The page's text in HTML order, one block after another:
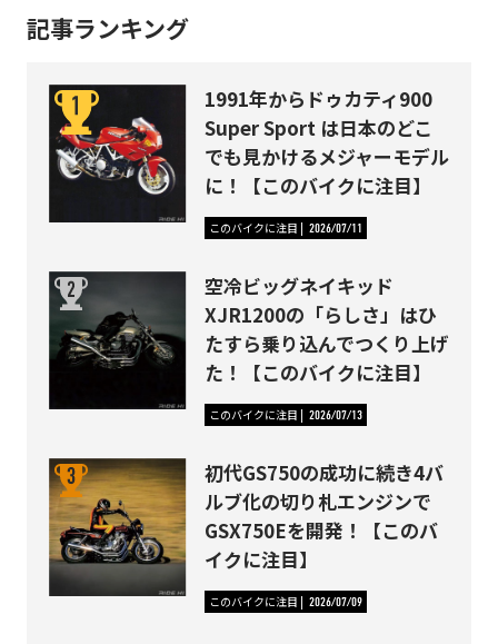
記事ランキング
1991年からドゥカティ900
Super Sport は日本のどこ
でも見かけるメジャーモデル
に！【このバイクに注目】
このバイクに注目 2026/07/11
空冷ビッグネイキッド
XJR1200の「らしさ」はひ
たすら乗り込んでつくり上げ
た！【このバイクに注目】
このバイクに注目 2026/07/13
初代GS750の成功に続き4バ
ルブ化の切り札エンジンで
GSX750Eを開発！【このバ
イクに注目】
このバイクに注目 2026/07/09